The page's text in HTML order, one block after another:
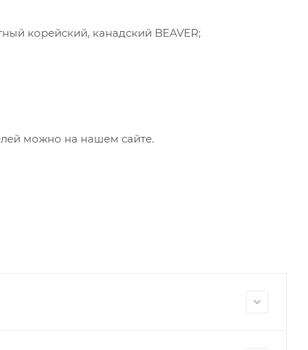
корейский, канадский BEAVER;
можно на нашем сайте.